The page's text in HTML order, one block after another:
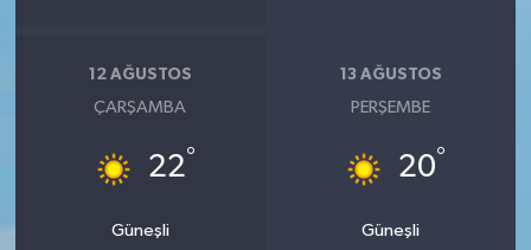
12 AĞUSTOS
ÇARŞAMBA
22°
Güneşli
13 AĞUSTOS
PERŞEMBE
20°
Güneşli